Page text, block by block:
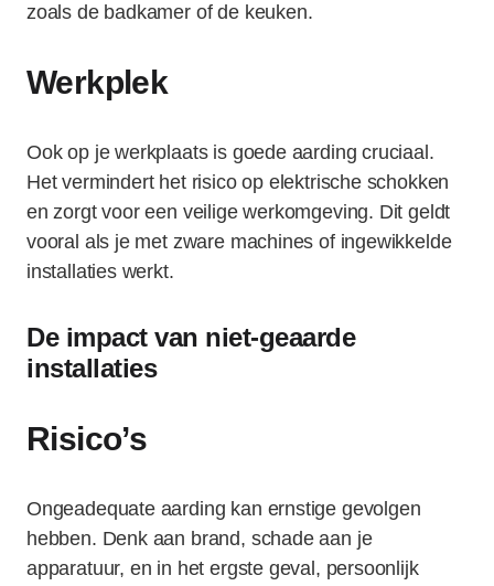
zoals de badkamer of de keuken.
Werkplek
Ook op je werkplaats is goede aarding cruciaal.
Het vermindert het risico op elektrische schokken
en zorgt voor een veilige werkomgeving. Dit geldt
vooral als je met zware machines of ingewikkelde
installaties werkt.
De impact van niet-geaarde
installaties
Risico’s
Ongeadequate aarding kan ernstige gevolgen
hebben. Denk aan brand, schade aan je
apparatuur, en in het ergste geval, persoonlijk